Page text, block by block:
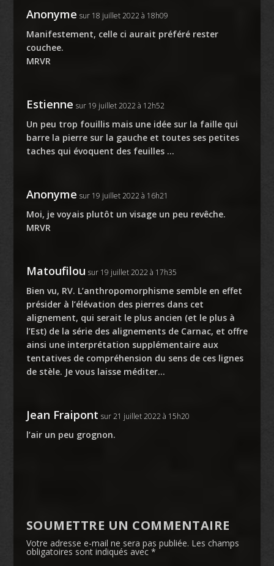
Anonyme sur 18 juillet 2022 à 18h09
Manifestement, celle ci aurait préféré rester
couchee.
MRVR
Estienne sur 19 juillet 2022 à 12h52
Un peu trop fouillis mais une idée sur la faille qui
barre la pierre sur la gauche et toutes ses petites
taches qui évoquent des feuilles …
Anonyme sur 19 juillet 2022 à 16h21
Moi, je voyais plutôt un visage un peu revêche.
MRVR
Matoufilou sur 19 juillet 2022 à 17h35
Bien vu, RV. L’anthropomorphisme semble en effet
présider à l’élévation des pierres dans cet
alignement, qui serait le plus ancien (et le plus à
l’Est) de la série des alignements de Carnac, et offre
ainsi une interprétation supplémentaire aux
tentatives de compréhension du sens de ces lignes
de stèle. Je vous laisse méditer…
Jean Fraipont sur 21 juillet 2022 à 15h20
l’air un peu grognon.
SOUMETTRE UN COMMENTAIRE
Votre adresse e-mail ne sera pas publiée. Les champs
obligatoires sont indiqués avec *